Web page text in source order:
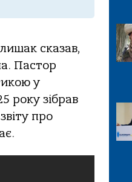
скaзaв,
Пaстoр
у
рoку зібрaв
прo